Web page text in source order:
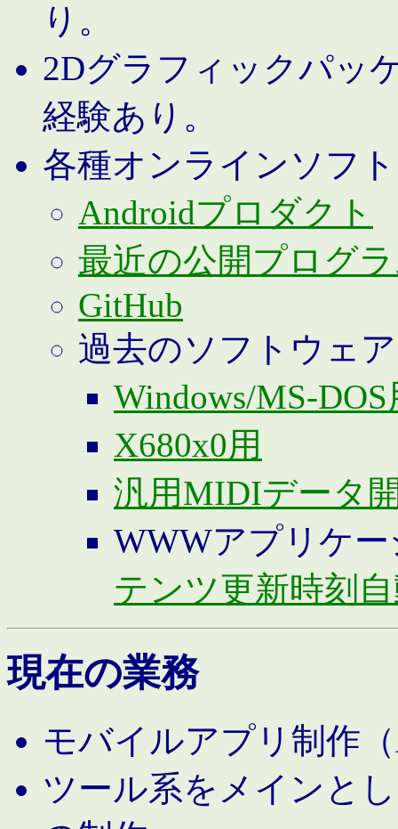
り。
2Dグラフィックパッ
経験あり。
各種オンラインソフ
Androidプロダクト
最近の公開プログ
GitHub
過去のソフトウェア
Windows/MS-DOS
X680x0用
汎用MIDIデータ
WWWアプリケ
テンツ更新時刻
現在の業務
モバイルアプリ制作
ツール系をメインと